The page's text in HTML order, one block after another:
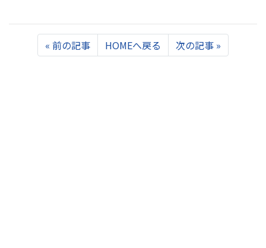
« Previous
前の記事 HOMEへ戻る 次の記事 »